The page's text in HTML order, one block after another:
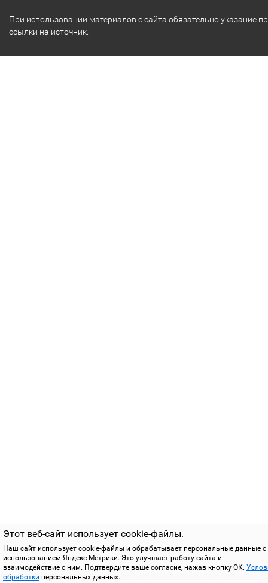
Этот веб-сайт использует cookie-файлы.
Наш сайт использует cookie-файлы и обрабатывает персональные данные с
использованием Яндекс Метрики. Это улучшает работу сайта и
взаимодействие с ним. Подтвердите ваше согласие, нажав кнопку ОК.
обработки персональных данных.
При использовании материалов с сайта обязательно указание
ссылки на источник.